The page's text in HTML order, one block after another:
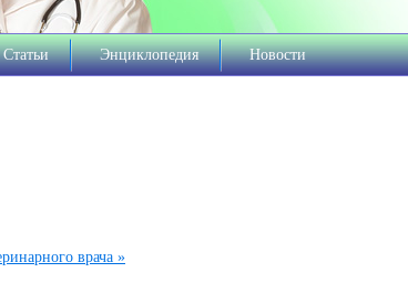
Статьи Энциклопедия Новости
врача »